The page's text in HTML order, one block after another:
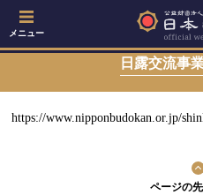
メニュー
日露交流事
https://www.nipponbudokan.or.jp/
ページの